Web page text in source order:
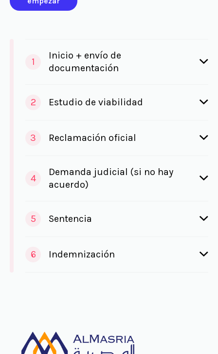
1
Inicio + envío de
documentación
2 Estudio de viabilidad
3 Reclamación oficial
4
Demanda judicial (si no hay
acuerdo)
5 Sentencia
6 Indemnización